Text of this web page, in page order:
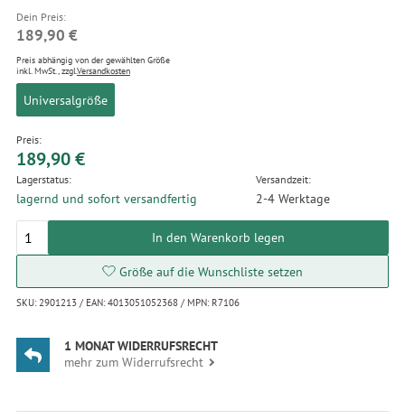
Dein Preis:
189,90 €
Preis abhängig von der gewählten Größe
inkl. MwSt., zzgl.Versandkosten
Universalgröße
Preis:
189,90 €
Lagerstatus:
lagernd und sofort versandfertig
Versandzeit:
2-4 Werktage
In den Warenkorb legen
Größe auf die Wunschliste setzen
SKU: 2901213 / EAN: 4013051052368 / MPN: R7106
1 MONAT WIDERRUFSRECHT
mehr zum Widerrufsrecht